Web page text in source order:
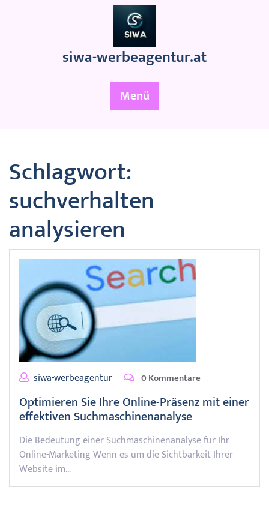
siwa-werbeagentur.at
Menü
Schlagwort:
suchverhalten
analysieren
siwa-werbeagentur 0 Kommentare
Optimieren Sie Ihre Online-Präsenz mit einer
effektiven Suchmaschinenanalyse
Die Bedeutung einer Suchmaschinenanalyse für Ihr
Online-Marketing Wenn es um die Sichtbarkeit Ihrer
Website im…